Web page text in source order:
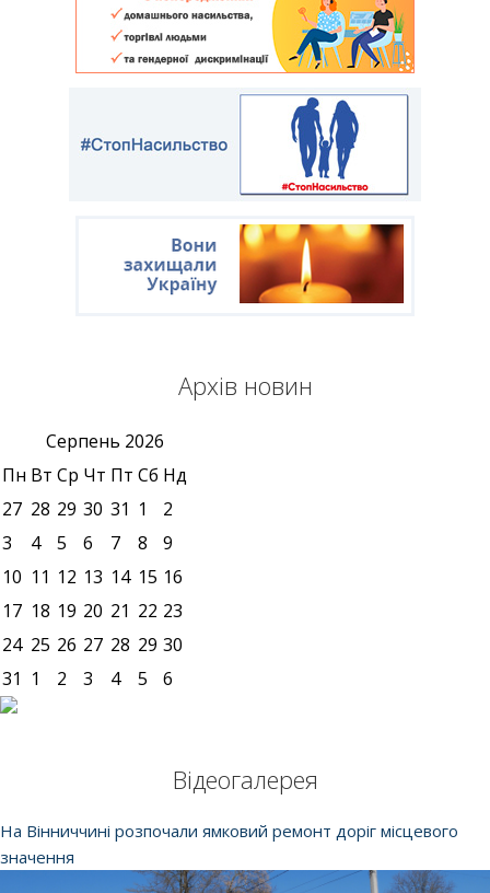
Архів новин
Серпень 2026
Пн Вт Ср Чт Пт Сб Нд
27 28 29 30 31 1
2
3
4 5 6 7 8
9
10 11 12 13 14 15 16
17 18 19 20 21 22 23
24 25 26 27 28 29 30
31 1 2 3 4 5 6
Відеогалерея
На Вінниччині розпочали ямковий ремонт доріг місцевого
значення